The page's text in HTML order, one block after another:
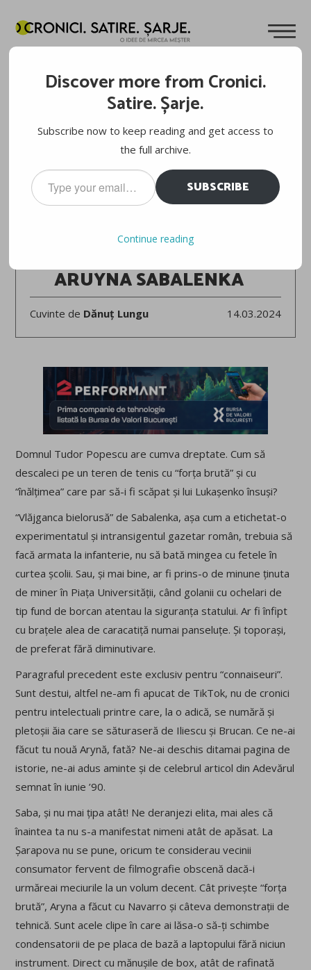
ARUYNA SABALENKA
Cuvinte de Dănuț Lungu 14.03.2024
Domnul Tudor Popescu are cumva dreptate. Cum să
descaleci pe un teren de tenis cu “forța brută” și cu
“înălțimea” care par să-i fi scăpat și lui Lukașenko însuși?
“Vlăjganca bielorusă” de Sabalenka, așa cum a etichetat-o
experimentatul și intransigentul gazetar român, trebuia să
facă armata la infanterie, nu să bată mingea cu fetele în
curtea școlii. Sau, și mai bine, ar fi prins-o de minune ținuta
de miner în Piața Universității, când golanii cu ochelari de
tip fund de borcan atentau la siguranța statului. Ar fi înfipt
cu brațele alea de caracatiță numai panseluțe. Și toporași,
de preferat fără diminutivare.
Paragraful precedent este exclusiv pentru “connaiseuri”.
Sunt destui, altfel ne-am fi apucat de TikTok, nu de cronici
pentru intelectuali printre care, la o adică, se numără și
pletoșii ăia care se săturaseră de Iliescu și Brucan. Ce ne-ai
făcut tu nouă Arynă, fată? Ne-ai deschis ditamai pagina de
istorie, ne-ai adus aminte și de celebrul articol din Adevărul
semnat în iunie ’90.
Saba, și nu mai țipa atât! Ne deranjezi elita, mai ales că
înaintea ta nu s-a manifestat nimeni atât de apăsat. La
Șarapova nu se pune, oricum te considerau vecinii
consumator fervent de filmografie obscenă dacă-i
urmăreai meciurile la un volum decent. Cât privește “forța
brută”, Aryna a făcut cu Navarro și câteva demonstrații de
tehnică. Sunt acele clipe în care ai lăsa-o să-ți schimbe
condensatorii de pe placa de bază a laptopului fără niciun
instrument. Direct cu mănușile de box, atât de rafinată
Discover more from Cronici.
Satire. Șarje.
Subscribe now to keep reading and get access to
the full archive.
Type
your
email…
SUBSCRIBE
Continue reading